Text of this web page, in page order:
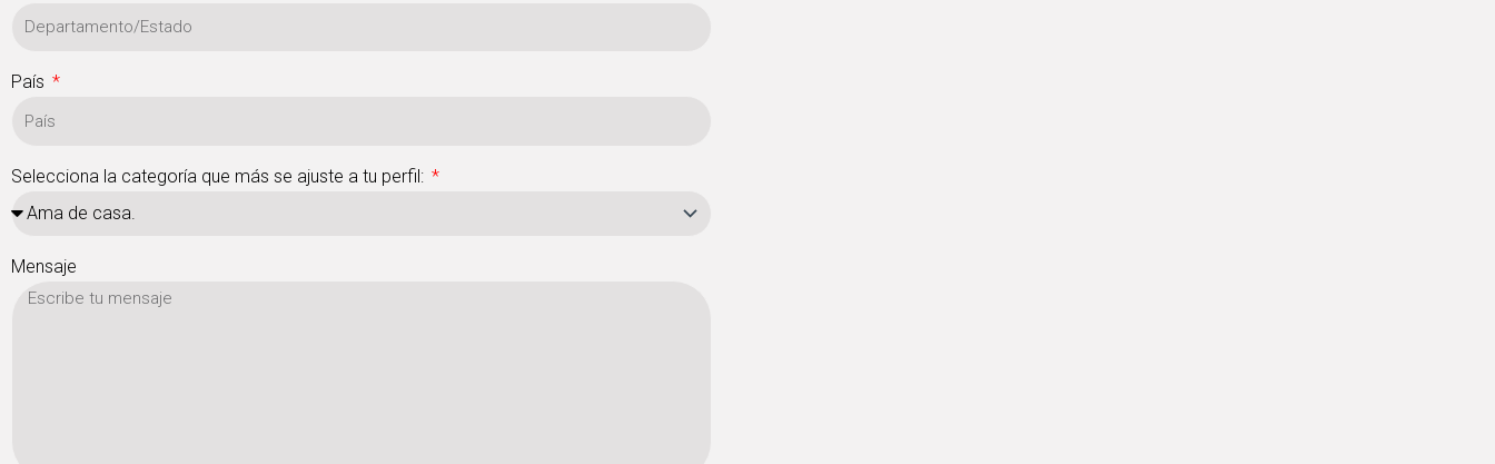
País
Selecciona la categoría que más se ajuste a tu perfil:
Mensaje